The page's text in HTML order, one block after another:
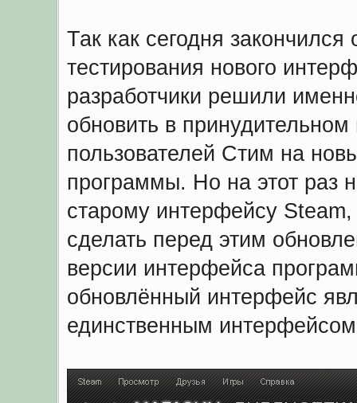
Так как сегодня
тестирования нового
разработчики решили
обновить в
пользователей Стим на
программы. Но на этот раз
старому интерфейсу
сделать перед этим
версии интерфейса
обновлённый интерфейс
единственным